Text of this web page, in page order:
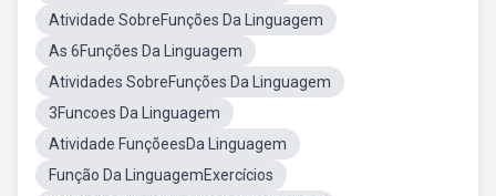
Atividade SobreFunções Da Linguagem
As 6Funções Da Linguagem
Atividades SobreFunções Da Linguagem
3Funcoes Da Linguagem
Atividade FunçõeesDa Linguagem
Função Da LinguagemExercícios